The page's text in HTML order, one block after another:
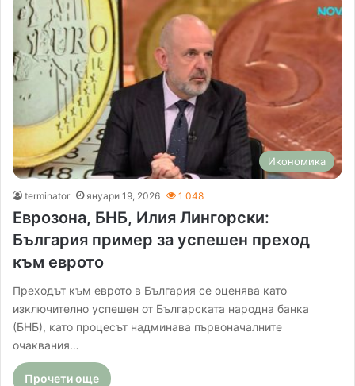
Икономика
terminator януари 19, 2026 1 048
Еврозона, БНБ, Илия Лингорски:
България пример за успешен преход
към еврото
Преходът към еврото в България се оценява като
изключително успешен от Българската народна банка
(БНБ), като процесът надминава първоначалните
очаквания…
Прочети още